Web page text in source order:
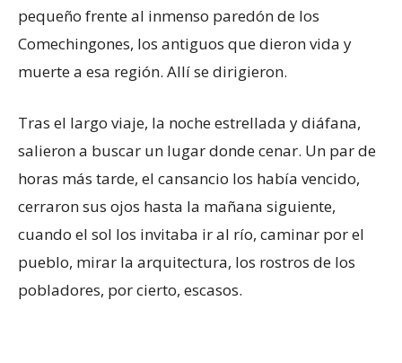
pequeño frente al inmenso paredón de los
Comechingones, los antiguos que dieron vida y
muerte a esa región. Allí se dirigieron.
Tras el largo viaje, la noche estrellada y diáfana,
salieron a buscar un lugar donde cenar. Un par de
horas más tarde, el cansancio los había vencido,
cerraron sus ojos hasta la mañana siguiente,
cuando el sol los invitaba ir al río, caminar por el
pueblo, mirar la arquitectura, los rostros de los
pobladores, por cierto, escasos.